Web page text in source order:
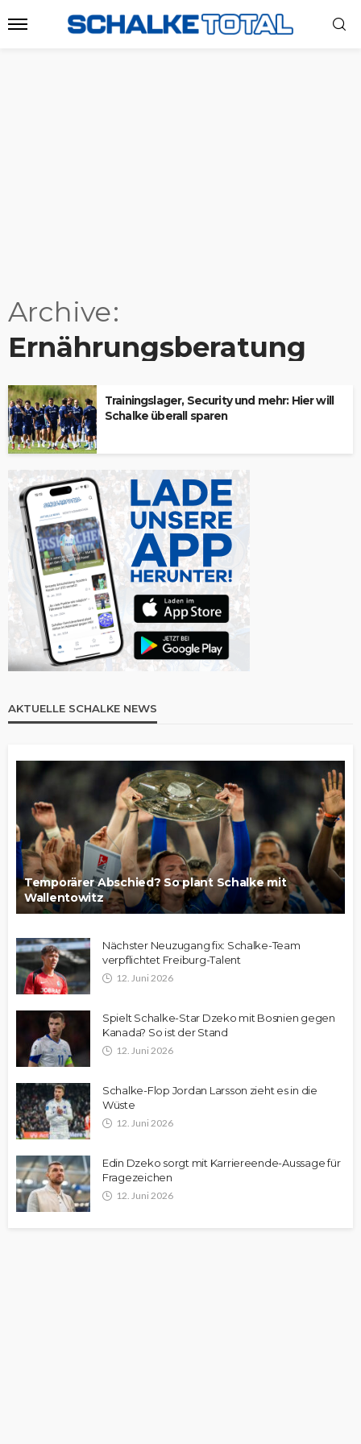
Archive
Ernährungsberatung
Trainingslager, Security und mehr: Hier will
Schalke überall sparen
AKTUELLE SCHALKE NEWS
Temporärer Abschied? So plant Schalke mit
Wallentowitz
Nächster Neuzugang fix: Schalke-Team
verpflichtet Freiburg-Talent
12. Juni 2026
Spielt Schalke-Star Dzeko mit Bosnien gegen
Kanada? So ist der Stand
12. Juni 2026
Schalke-Flop Jordan Larsson zieht es in die
Wüste
12. Juni 2026
Edin Dzeko sorgt mit Karriereende-Aussage für
Fragezeichen
12. Juni 2026